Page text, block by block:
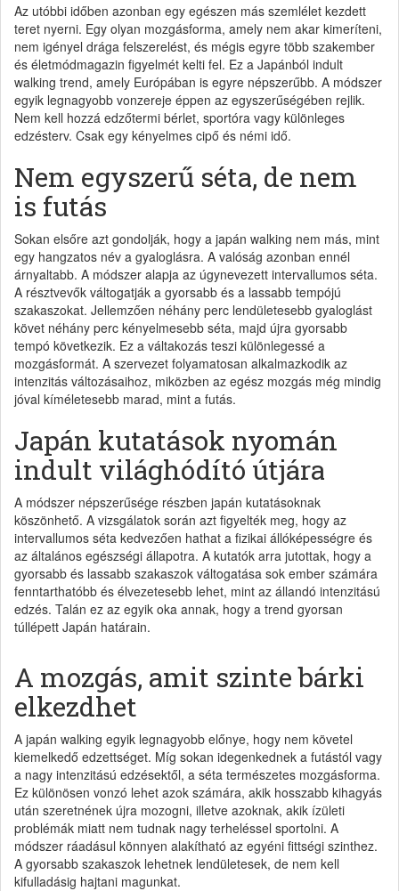
Az utóbbi időben azonban egy egészen más szemlélet kezdett
teret nyerni. Egy olyan mozgásforma, amely nem akar kimeríteni,
nem igényel drága felszerelést, és mégis egyre több szakember
és életmódmagazin figyelmét kelti fel. Ez a Japánból indult
walking trend, amely Európában is egyre népszerűbb. A módszer
egyik legnagyobb vonzereje éppen az egyszerűségében rejlik.
Nem kell hozzá edzőtermi bérlet, sportóra vagy különleges
edzésterv. Csak egy kényelmes cipő és némi idő.
Nem egyszerű séta, de nem
is futás
Sokan elsőre azt gondolják, hogy a japán walking nem más, mint
egy hangzatos név a gyaloglásra. A valóság azonban ennél
árnyaltabb. A módszer alapja az úgynevezett intervallumos séta.
A résztvevők váltogatják a gyorsabb és a lassabb tempójú
szakaszokat. Jellemzően néhány perc lendületesebb gyaloglást
követ néhány perc kényelmesebb séta, majd újra gyorsabb
tempó következik. Ez a váltakozás teszi különlegessé a
mozgásformát. A szervezet folyamatosan alkalmazkodik az
intenzitás változásaihoz, miközben az egész mozgás még mindig
jóval kíméletesebb marad, mint a futás.
Japán kutatások nyomán
indult világhódító útjára
A módszer népszerűsége részben japán kutatásoknak
köszönhető. A vizsgálatok során azt figyelték meg, hogy az
intervallumos séta kedvezően hathat a fizikai állóképességre és
az általános egészségi állapotra. A kutatók arra jutottak, hogy a
gyorsabb és lassabb szakaszok váltogatása sok ember számára
fenntarthatóbb és élvezetesebb lehet, mint az állandó intenzitású
edzés. Talán ez az egyik oka annak, hogy a trend gyorsan
túllépett Japán határain.
A mozgás, amit szinte bárki
elkezdhet
A japán walking egyik legnagyobb előnye, hogy nem követel
kiemelkedő edzettséget. Míg sokan idegenkednek a futástól vagy
a nagy intenzitású edzésektől, a séta természetes mozgásforma.
Ez különösen vonzó lehet azok számára, akik hosszabb kihagyás
után szeretnének újra mozogni, illetve azoknak, akik ízületi
problémák miatt nem tudnak nagy terheléssel sportolni. A
módszer ráadásul könnyen alakítható az egyéni fittségi szinthez.
A gyorsabb szakaszok lehetnek lendületesek, de nem kell
kifulladásig hajtani magunkat.